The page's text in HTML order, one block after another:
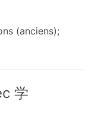
(anciens);
学